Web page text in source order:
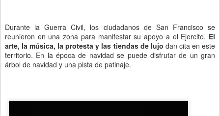
Durante la Guerra Civil, los ciudadanos de San Francisco se
reunieron en una zona para manifestar su apoyo a el Ejercito. El
arte, la música, la protesta y las tiendas de lujo dan cita en este
territorio. En la época de navidad se puede disfrutar de un gran
árbol de navidad y una pista de patinaje.